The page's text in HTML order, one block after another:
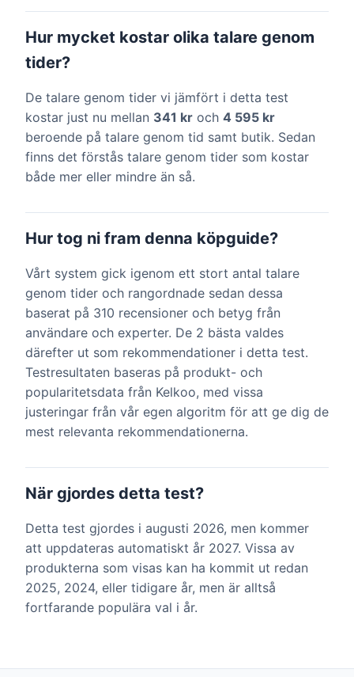
Hur mycket kostar olika talare genom
tider?
De talare genom tider vi jämfört i detta test
kostar just nu mellan 341 kr och 4 595 kr
beroende på talare genom tid samt butik. Sedan
finns det förstås talare genom tider som kostar
både mer eller mindre än så.
Hur tog ni fram denna köpguide?
Vårt system gick igenom ett stort antal talare
genom tider och rangordnade sedan dessa
baserat på 310 recensioner och betyg från
användare och experter. De 2 bästa valdes
därefter ut som rekommendationer i detta test.
Testresultaten baseras på produkt- och
popularitetsdata från Kelkoo, med vissa
justeringar från vår egen algoritm för att ge dig de
mest relevanta rekommendationerna.
När gjordes detta test?
Detta test gjordes i augusti 2026, men kommer
att uppdateras automatiskt år 2027. Vissa av
produkterna som visas kan ha kommit ut redan
2025, 2024, eller tidigare år, men är alltså
fortfarande populära val i år.